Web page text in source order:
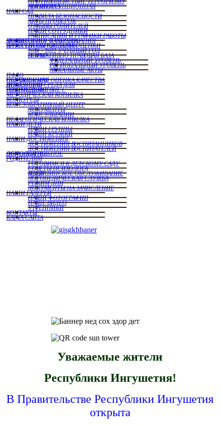
АНТИКОРРУПЦИОННАЯ ПОЛИТИКА
НАШ САД
ПРАВИЛА БЕЗОПАСНОСТИ
АКТЫ ПРОВЕРОК
ОТЗЫВЫ РОДИТЕЛЕЙ
НАШИ СОТРУДНИКИ
РАСПИСАНИЯ И ГРАФИКИ РАБОТЫ
МОНИТОРИНГ КАЧЕСТВА ДОШКОЛЬНОГО ОБРАЗОВАНИЯ
ВНУТРЕННЯЯ СИСТЕМА ОЦЕНКИ КАЧЕСТВА ОБРАЗОВАНИЯ
2021 - 2022 УЧУБНЫЙ ГОД
НОРМАТИВНО ПРАВОВАЯ БАЗА ВСОКО
ФЕДЕРАЛЬНЫЙ УРОВЕНЬ
РЕГИОНАЛЬНЫЙ УРОВЕНЬ
ЛОКАЛЬНЫЕ АКТЫ
ПФДО
НЕЗАВИСИМАЯ ОЦЕНКА КАЧЕСТВА ОБРАЗОВАНИЯ
ДОСТУПНАЯ СРЕДА ДЛЯ ИНВАЛИДОВ
ВЗАИМОДЕЙСТВИЕ С РОДИТЕЛЯМИ
МЕТОДИЧЕСКАЯ КОПИЛКА
КОНКУРСЫ
КОНСУЛЬТАТИВНЫЙ ЦЕНТР
ДОКУМЕНТЫ
КОНСУЛЬТАЦИИ
ПЕДАГОГИЧЕСКАЯ КОПИЛКА
НАШИ ДЕТИ
НАШИ ГРУППЫ
НАШИ КРУЖКИ
НАШИ ДОСТИЖЕНИЯ
ДОСТИЖЕНИЯ ВОСПИТАННИКОВ
ДОСТИЖЕНИЯ ВОСПИТАТЕЛЕЙ
ДОПОЛНИТЕЛЬНОЕ ОБРАЗОВАНИЕ
РОДИТЕЛЯМ
ГОТОВИМСЯ К ДЕТСКОМУ САДУ
СОВЕТЫ ПСИХОЛОГА
МЕДИЦИНСКОЕ ОБСЛУЖИВАНИЕ В ДОУ
ЛОГОПЕДИЧЕСКАЯ СЛУЖБА
РЕЖИМ ДНЯ
ДОКУМЕНТЫ НА ЗАЧИСЛЕНИЕ
НАШИ ГАЛЕРЕИ
НАШИ ФОТОГРАФИИ
НАШЕ ВИДЕО
УТРЕННИКИ
КОНТАКТЫ
КАРТА САЙТА
Уважаемые жители
Республики Ингушетия!
В Правительстве Республики Ингушетия
открыта